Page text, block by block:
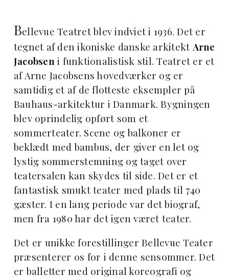
Bellevue Teatret blev indviet i 1936. Det er
tegnet af den ikoniske danske arkitekt Arne
Jacobsen i funktionalistisk stil. Teatret er et
af Arne Jacobsens hovedværker og er
samtidig et af de flotteste eksempler på
Bauhaus-arkitektur i Danmark. Bygningen
blev oprindelig opført som et
sommerteater. Scene og balkoner er
beklædt med bambus, der giver en let og
lystig sommerstemning og taget over
teatersalen kan skydes til side. Det er et
fantastisk smukt teater med plads til 740
gæster. I en lang periode var det biograf,
men fra 1980 har det igen været teater.
Det er unikke forestillinger Bellevue Teater
præsenterer os for i denne sensommer. Det
er balletter med original koreografi og